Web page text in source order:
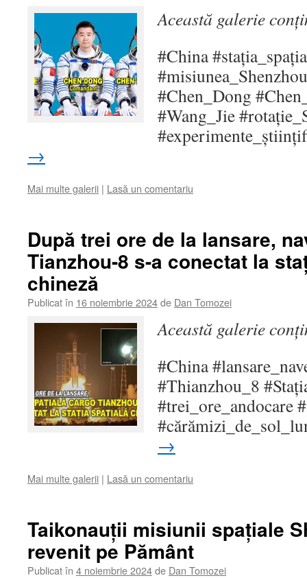
Această galerie
#China
#Chen_Dong
#Wang_Jie
→
Mai multe galerii | Lasă un comentariu
După trei ore de la lansare,
Tianzhou-8 s-a conectat la
chineză
Publicat în 16 noiembrie 2024de Dan Tomozei
Această galerie
#China
#Thianzhou_8
#trei_ore_andocare
→
Mai multe galerii | Lasă un comentariu
Taikonauții misiunii spațiale
revenit pe Pământ
Publicat în 4 noiembrie 2024de Dan Tomozei